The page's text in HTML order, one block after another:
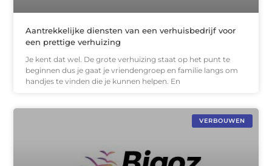
Aantrekkelijke diensten van een verhuisbedrijf voor
een prettige verhuizing
Je kent dat wel. De grote verhuizing staat op het punt te
beginnen dus je gaat je vriendengroep en familie langs om
handjes te vinden die je kunnen helpen. En
VERBOUWEN